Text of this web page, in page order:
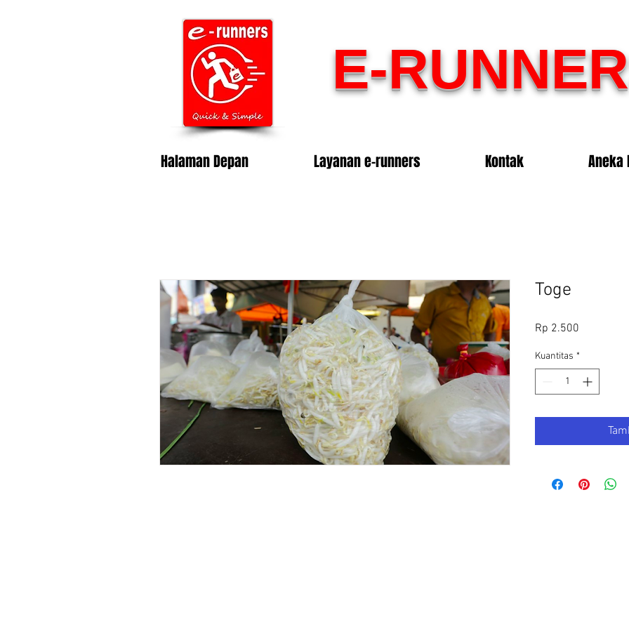
E-
Halaman Depan Layanan e-runners Kontak Aneka
Toge
Rp 2.500
Kuantitas *